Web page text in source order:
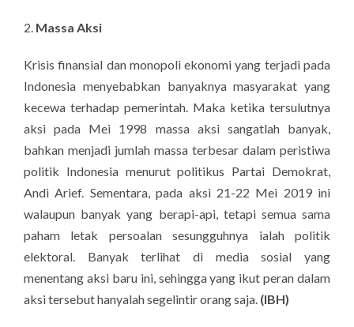
Massa Aksi
Krisis finansial dan monopoli ekonomi yang terjadi pada
Indonesia menyebabkan banyaknya masyarakat yang
kecewa terhadap pemerintah. Maka ketika tersulutnya
aksi pada Mei 1998 massa aksi sangatlah banyak,
bahkan menjadi jumlah massa terbesar dalam peristiwa
politik Indonesia menurut politikus Partai Demokrat,
Andi Arief. Sementara, pada aksi 21-22 Mei 2019 ini
walaupun banyak yang berapi-api, tetapi semua sama
paham letak persoalan sesungguhnya ialah politik
elektoral. Banyak terlihat di media sosial yang
menentang aksi baru ini, sehingga yang ikut peran dalam
aksi tersebut hanyalah segelintir orang saja. (IBH)